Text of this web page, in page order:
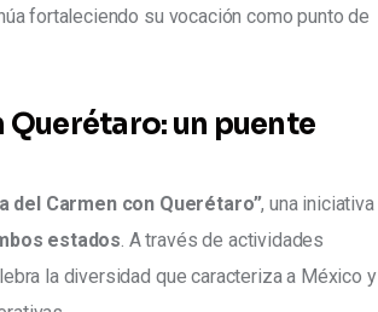
fortaleciendo su vocación como punto de
Querétaro: un puente
del Carmen con Querétaro”, una iniciativa
estados. A través de actividades
la diversidad que caracteriza a México y